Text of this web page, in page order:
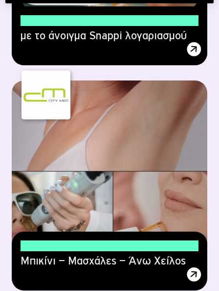
με το άνοιγμα Snappi λογαριασμού
Μπικίνι – Μασχάλες – Άνω Χείλος